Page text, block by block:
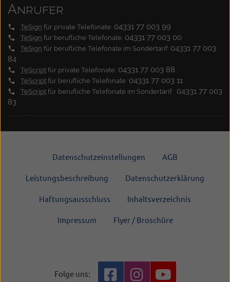
Anrufer
TeSign für private Telefonate: 04331 77 003 99
TeSign für berufliche Telefonate: 04331 77 003 00
TeSign für berufliche Telefonate im Sondertarif: 04331 77 003
84
TeScript für private Telefonate: 04331 77 003 88
TeScript für berufliche Telefonate: 04331 77 003 11
TeScript für berufliche Telefonate im Sondertarif: 04331 77 003
83
Datenschutzeinstellungen AGB
Leistungsbeschreibung Datenschutzerklärung
Haftungsausschluss Inhaltsverzeichnis
Impressum Flyer / Broschüre
Folge uns: